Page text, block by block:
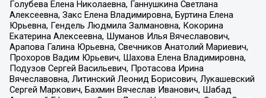
Голубева Елена Николаевна, Ганнушкина Светлана
Алексеевна, Закс Елена Владимировна, Буртина Елена
Юрьевна, Гендель Людмила Залмановна, Кокорина
Екатерина Алексеевна, Шуманов Илья Вячеславович,
Арапова Галина Юрьевна, Свечников Анатолий Мариевич,
Прохоров Вадим Юрьевич, Шахова Елена Владимировна,
Подузов Сергей Васильевич, Протасова Ирина
Вячеславовна, Литинский Леонид Борисович, Лукашевский
Сергей Маркович, Бахмин Вячеслав Иванович, Шабад